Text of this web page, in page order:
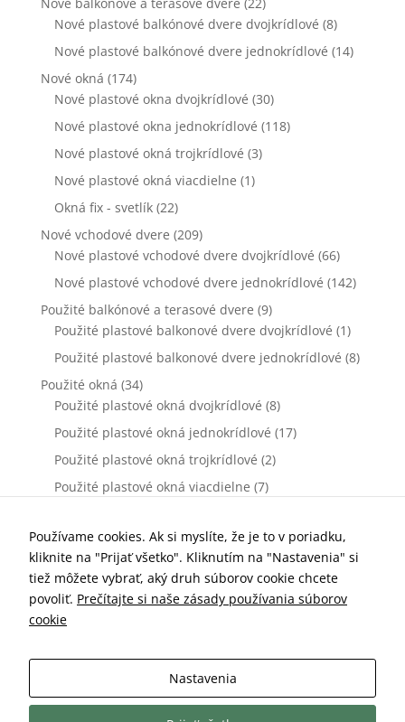
Nové plastové balkónové dvere dvojkrídlové (8)
Nové plastové balkónové dvere jednokrídlové (14)
Nové okná (174)
Nové plastové okna dvojkrídlové (30)
Nové plastové okna jednokrídlové (118)
Nové plastové okná trojkrídlové (3)
Nové plastové okná viacdielne (1)
Okná fix - svetlík (22)
Nové vchodové dvere (209)
Nové plastové vchodové dvere dvojkrídlové (66)
Nové plastové vchodové dvere jednokrídlové (142)
Použité balkónové a terasové dvere (9)
Použité plastové balkonové dvere dvojkrídlové (1)
Použité plastové balkonové dvere jednokrídlové (8)
Použité okná (34)
Použité plastové okná dvojkrídlové (8)
Použité plastové okná jednokrídlové (17)
Použité plastové okná trojkrídlové (2)
Použité plastové okná viacdielne (7)
Použité plastové vchodové dvere dvojkrídlové (0)
Použité plastové vchodové dvere jednokrídlové (0)
Príslušenstvo k oknám a dverám (77)
Kľučky dverové (10)
Parapety vonkajšie (19)
Používame cookies. Ak si myslíte, že je to v poriadku,
kliknite na "Prijať všetko". Kliknutím na "Nastavenia" si
tiež môžete vybrať, aký druh súborov cookie chcete
povoliť. Prečítajte si naše zásady používania súborov
cookie
Nastavenia
Zdieľaním
svojich záujmov
a správania
zvyšujete šancu
na zobrazenie
prispôsobeného
obsahu a
ponúk.